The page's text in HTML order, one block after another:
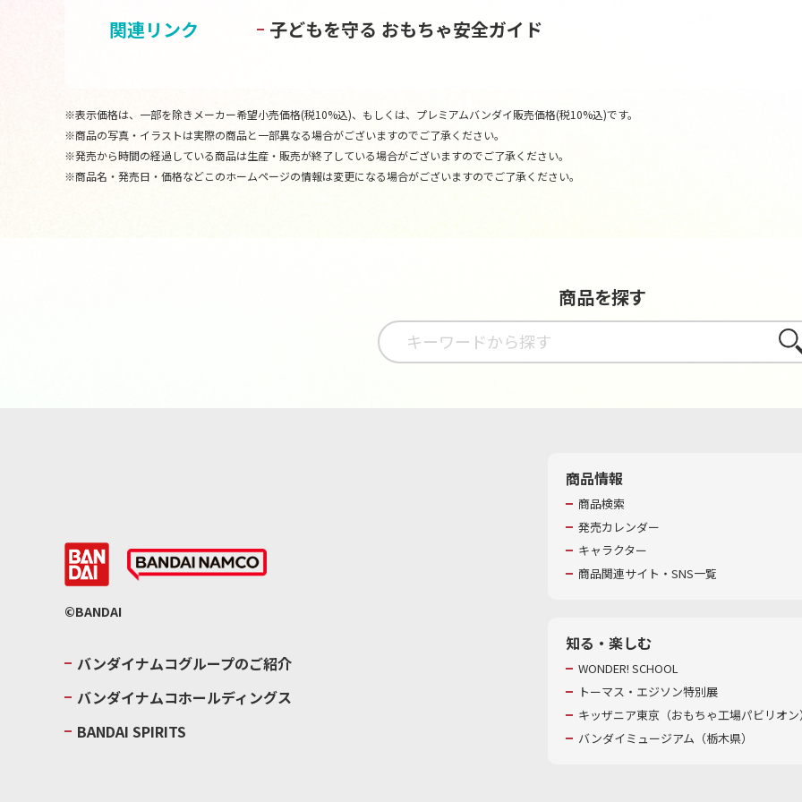
関連リンク 子どもを守る おもちゃ安全ガイド
※表示価格は、一部を除きメーカー希望小売価格(税10%込)、もしくは、プレミアムバンダイ販売価格(税10%込)です。
※商品の写真・イラストは実際の商品と一部異なる場合がございますのでご了承ください。
※発売から時間の経過している商品は生産・販売が終了している場合がございますのでご了承ください。
※商品名・発売日・価格などこのホームページの情報は変更になる場合がございますのでご了承ください。
商品を探す
さが
©BANDAI
バンダイナムコグループのご紹介
バンダイナムコホールディングス
BANDAI SPIRITS
商品情報
商品検索
発売カレンダー
キャラクター
商品関連サイト・SNS一覧
知る・楽しむ
WONDER! SCHOOL
トーマス・エジソン特別展
キッザニア東京（おもちゃ工場パビリオ
バンダイミュージアム（栃木県）